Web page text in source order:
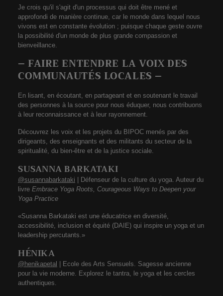
Je crois qu'il s'agit d'un processus qui doit être mené et
approfondi de manière continue, car le monde dans lequel nous
vivons est en constante évolution ; puisque chaque geste ouvre
la possibilité d'un monde de plus grande compassion et
bienveillance.
– FAIRE ENTENDRE LA VOIX DES
COMMUNAUTÉS LOCALES –
En lisant, en écoutant, en partageant et en soutenant le travail
des personnes à la source pour nous éduquer, nous contribuons
à leur reconnaissance et à leur rayonnement.
Découvrez les voix et les projets du BIPOC menés par des
dirigeants, des enseignants et des militants du secteur de la
spiritualité, du bien-être et de la justice sociale.
SUSANNA BARKATAKI
@susannabarkataki | Défenseur de la culture du yoga. Auteur du
livre Embrace Yoga Roots, Courageous Ways to Deepen your
Yoga Practice
«Susanna Barkataki est une éducatrice en diversité,
accessibilité, inclusion et équité (DAIE) qui inspire un yoga et un
leadership percutants.»
HÉNIKA
@henikapetal
| Ecole des Arts Sensuels. Sagesse ancienne
pour la vie moderne. Explorez le tantra, le yoga et les cercles
authentiques.